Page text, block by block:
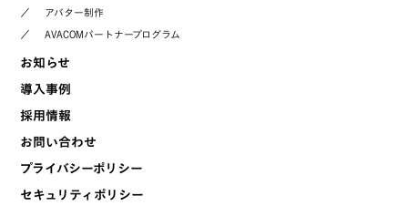
／
アバター制作
／
AVACOMパートナープログラム
お知らせ
導入事例
採用情報
お問い合わせ
プライバシーポリシー
セキュリティポリシー